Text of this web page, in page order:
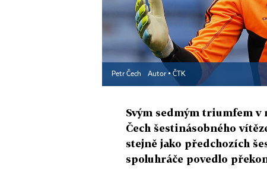
Petr Čech Autor ▪ČTK
Svým sedmým triumfem
Čech šestinásobného
stejně jako předchozích
spoluhráče povedlo